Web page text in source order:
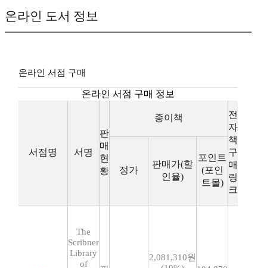
온라인 도서 정보
온라인 서점 구매
온라인 서점 구매 정보
서점명 서명
판
매
현
황
종이책
전
자
책
구
매
링
크
정가
판매가(할
인율)
포인트
(포인
트몰)
The
Scribner
Library
of
2,081,310원